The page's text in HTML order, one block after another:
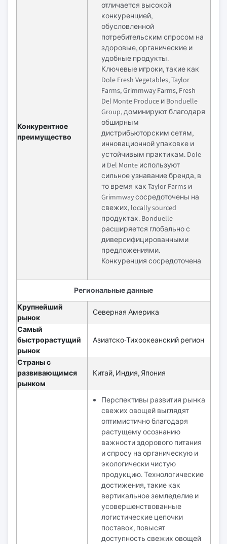
Конкурентное
преимущество
отличается высокой
конкуренцией,
обусловленной
потребительским спросом на
здоровые, органические и
удобные продукты.
Ключевые игроки, такие как
Dole Fresh Vegetables, Taylor
Farms, Grimmway Farms, Fresh
Del Monte Produce и Bonduelle
Group, доминируют благодаря
обширным
дистрибьюторским сетям,
инновационной упаковке и
устойчивым практикам. Dole
и Del Monte используют
сильное узнавание бренда, в
то время как Taylor Farms и
Grimmway сосредоточены на
свежих, locally sourced
продуктах. Bonduelle
расширяется глобально с
диверсифицированными
предложениями.
Конкуренция сосредоточена
Региональные данные
Крупнейший
рынок
Северная Америка
Самый
быстрорастущий
рынок
Азиатско-Тихоокеанский регион
Страны с
развивающимся
рынком
Китай, Индия, Япония
Перспективы развития рынка
свежих овощей выглядят
оптимистично благодаря
растущему осознанию
важности здорового питания
и спросу на органическую и
экологически чистую
продукцию. Технологические
достижения, такие как
вертикальное земледелие и
усовершенствованные
логистические цепочки
поставок, повысят
доступность свежих овощей